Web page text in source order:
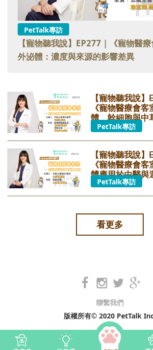
PetTalk專訪
【寵物聽我說】EP277｜《寵物醫
外泌體：濃度與來源的影響差異
【寵物聽我說】
《寵物醫療會
體、幹細胞與中
觀點
PetTalk專訪
【寵物聽我說】
《寵物醫療會
體應用於中醫與
PetTalk專訪
看更多
聯繫我們
版權所有© 2020 PetTalk